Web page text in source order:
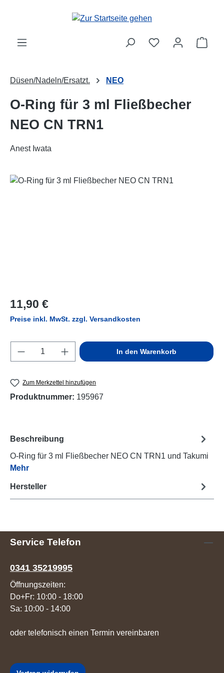
Zum Hauptinhalt springen
Düsen/Nadeln/Ersatzt. NEO
O-Ring für 3 ml Fließbecher
NEO CN TRN1
Anest Iwata
Bildergalerie überspringen
Regulärer Preis:
11,90 €
Preise inkl. MwSt. zzgl. Versandkosten
Produkt Anzahl: Gib den gewünschten
In den Warenkorb
Zum Merkzettel hinzufügen
Produktnummer: 195967
Beschreibung
O-Ring für 3 ml Fließbecher NEO CN TRN1 und Takumi
Mehr
Hersteller
Service Telefon
0341 35219995
Öffnungszeiten:
Do+Fr: 10:00 - 18:00
Sa: 10:00 - 14:00
oder telefonisch einen Termin vereinbaren